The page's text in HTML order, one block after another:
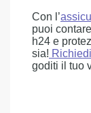
Con l’
puoi
h24 e
sia!
goditi il tuo